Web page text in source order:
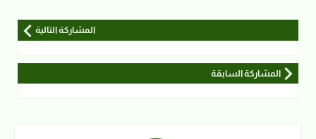
المشاركة التالية
المشاركة السابقة